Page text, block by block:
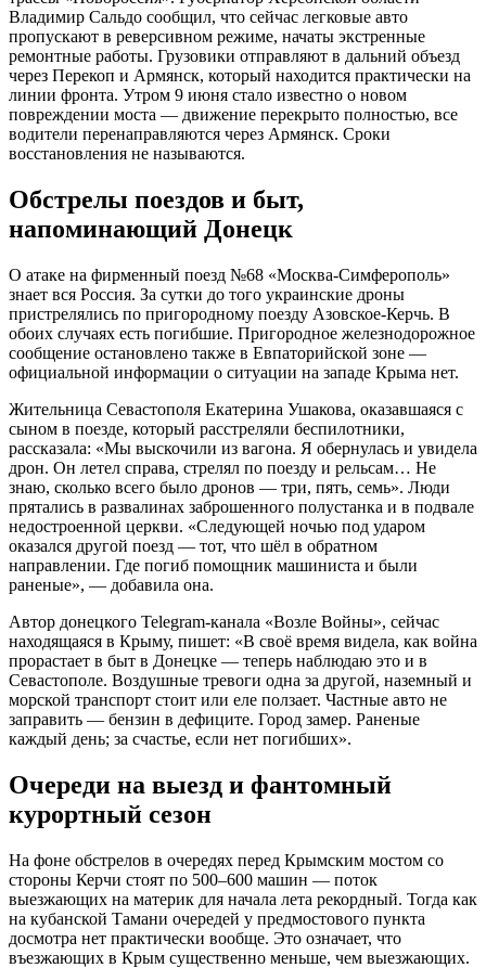
Владимир Сальдо сообщил, что сейчас легковые авто
пропускают в реверсивном режиме, начаты экстренные
ремонтные работы. Грузовики отправляют в дальний объезд
через Перекоп и Армянск, который находится практически на
линии фронта. Утром 9 июня стало известно о новом
повреждении моста — движение перекрыто полностью, все
водители перенаправляются через Армянск. Сроки
восстановления не называются.
Обстрелы поездов и быт,
напоминающий Донецк
О атаке на фирменный поезд №68 «Москва-Симферополь»
знает вся Россия. За сутки до того украинские дроны
пристрелялись по пригородному поезду Азовское-Керчь. В
обоих случаях есть погибшие. Пригородное железнодорожное
сообщение остановлено также в Евпаторийской зоне —
официальной информации о ситуации на западе Крыма нет.
Жительница Севастополя Екатерина Ушакова, оказавшаяся с
сыном в поезде, который расстреляли беспилотники,
рассказала: «Мы выскочили из вагона. Я обернулась и увидела
дрон. Он летел справа, стрелял по поезду и рельсам… Не
знаю, сколько всего было дронов — три, пять, семь». Люди
прятались в развалинах заброшенного полустанка и в подвале
недостроенной церкви. «Следующей ночью под ударом
оказался другой поезд — тот, что шёл в обратном
направлении. Где погиб помощник машиниста и были
раненые», — добавила она.
Автор донецкого Telegram-канала «Возле Войны», сейчас
находящаяся в Крыму, пишет: «В своё время видела, как война
прорастает в быт в Донецке — теперь наблюдаю это и в
Севастополе. Воздушные тревоги одна за другой, наземный и
морской транспорт стоит или еле ползает. Частные авто не
заправить — бензин в дефиците. Город замер. Раненые
каждый день; за счастье, если нет погибших».
Очереди на выезд и фантомный
курортный сезон
На фоне обстрелов в очередях перед Крымским мостом со
стороны Керчи стоят по 500–600 машин — поток
выезжающих на материк для начала лета рекордный. Тогда как
на кубанской Тамани очередей у предмостового пункта
досмотра нет практически вообще. Это означает, что
въезжающих в Крым существенно меньше, чем выезжающих.